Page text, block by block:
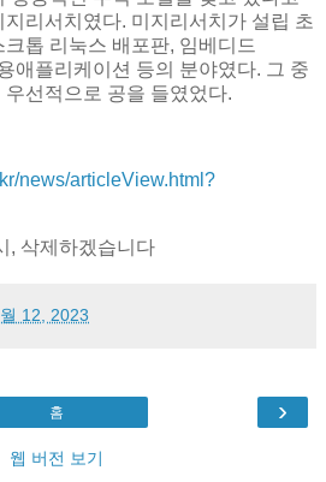
리서치였다. 미지리서치가 설립 초
톱 리눅스 배포판, 임베디드
애플리케이션 등의 분야였다. 그 중
선적으로 공을 들였었다.
news/articleView.html?
, 삭제하겠습니다
12, 2023
›
홈
웹 버전 보기